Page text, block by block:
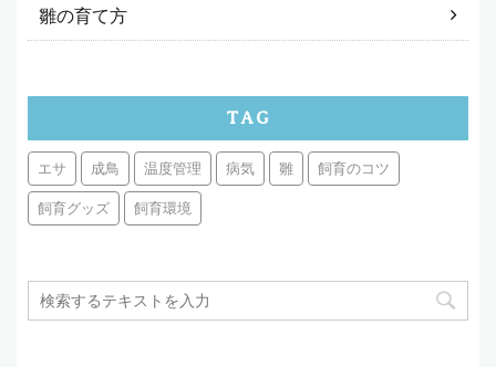
雛の育て方
TAG
エサ 成鳥 温度管理 病気 雛 飼育のコツ
飼育グッズ 飼育環境